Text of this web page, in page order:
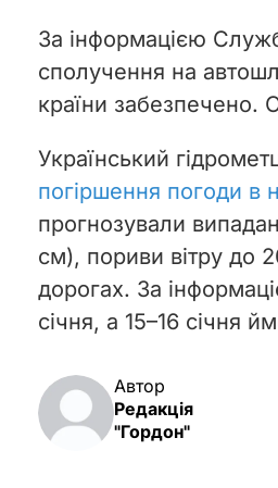
За інформацією
сполучення на
країни
Український
погіршення погоди в
прогнозували
см), пориви вітру до
дорогах. За
січня, а 15–16 січня
Автор
Редакція
"Гордон"